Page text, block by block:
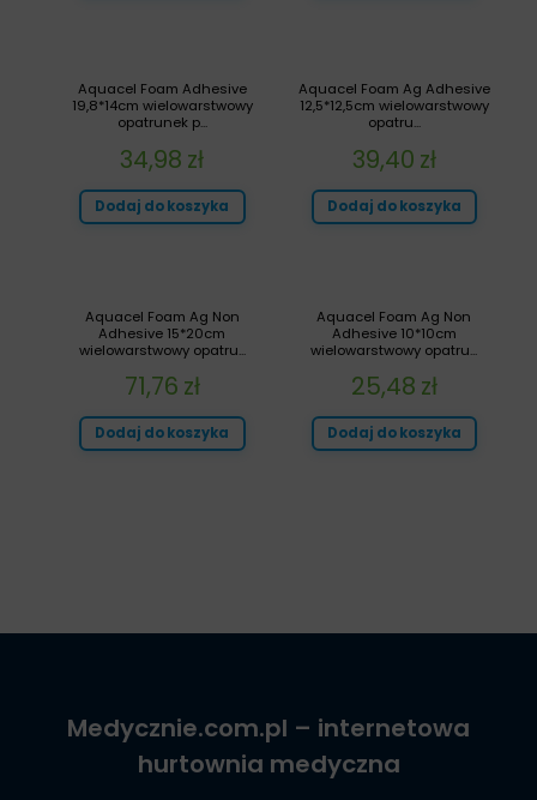
Aquacel Foam Ag Adhesive
12,5*12,5cm wielowarstwowy
opatru...
39,40 zł
Dodaj do koszyka
Aquacel Foam Adhesive
19,8*14cm wielowarstwowy
opatrunek p...
34,98 zł
Dodaj do koszyka
Aquacel Foam Ag Non
Adhesive 10*10cm
wielowarstwowy opatru...
25,48 zł
Dodaj do koszyka
Aquacel Foam Ag Non
Adhesive 15*20cm
wielowarstwowy opatru...
71,76 zł
Dodaj do koszyka
Medycznie.com.pl – internetowa
hurtownia medyczna